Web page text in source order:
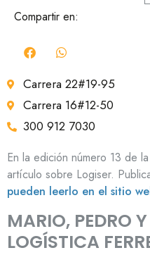
Compartir en:
Carrera 22#19-95
Carrera 16#12-50
300 912 7030
En la edición número 13 de la
artículo sobre Logiser.
pueden leerlo en el sitio
MARIO, PEDRO
LOGÍSTICA